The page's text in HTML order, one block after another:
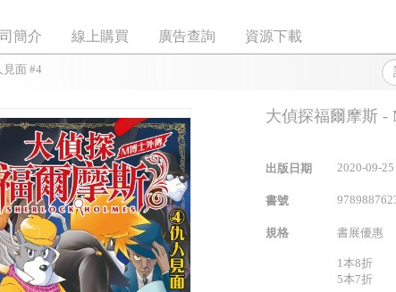
簡介 線上購買 廣告查詢 資源下載
見面 #4
大偵探福爾摩斯 -
出版日期 2020-09-25
書號
規格 書展優惠
1本8折
5本7折